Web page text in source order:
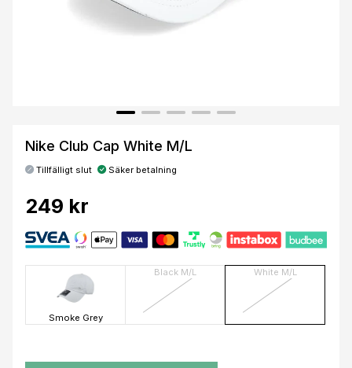
Nike Club Cap White M/L
Tillfälligt slut Säker betalning
249 kr
Smoke Grey
Black M/L White M/L